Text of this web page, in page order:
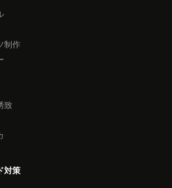
制作
致
対策